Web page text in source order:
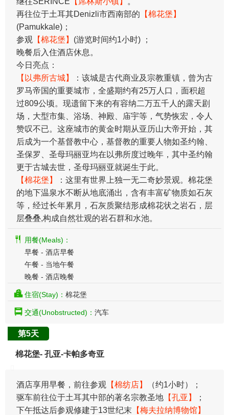
再往位于土耳其Denizli市西南部的 【棉花堡】
(Pamukkale)；
参观 【棉花堡】 (游览时间约1小时) ；
晚餐后入住酒店休息。
今日亮点：
【以弗所古城】
：该城是古代商业及宗教重镇，曾为古
罗马帝国的重要城市，全盛期约有25万人口，面积超
过809公顷。现遗留下来的有容纳二万五千人的露天剧
场，大型市集、浴场、神殿、庙宇等，气势恢宏，令人
赞叹不已。这座城市的黄金时期从亚历山大帝开始，其
后成为一个基督教中心，基督教的重要人物如圣约翰、
圣保罗、圣母玛丽亚均在以弗所度过晚年，其中圣约翰
更于古城去世，圣母玛丽亚就诞生于此。
【棉花堡】
：这里有世界上独一无二奇妙景观。棉花堡
的地下温泉水不断从地底涌出，含有丰富矿物质如石灰
等，经过长年累月，石灰质聚结形成棉花状之岩石，层
层叠叠,构成自然壮观的岩石群和水池。
用餐(Meals)：
早餐 - 酒店早餐
午餐 - 当地午餐
晚餐 - 酒店晚餐
住宿(Stay)： 棉花堡
交通(Unobstructed)： 汽车
第5天
棉花堡- 孔亚-卡帕多奇亚
酒店享用早餐，前往参观 【棉纺店】
（约1小时）；
驱车前往位于土耳其中部的著名宗教圣地 【孔亚】
；
下午抵达后参观修建于13世纪末 【梅夫拉纳博物馆】